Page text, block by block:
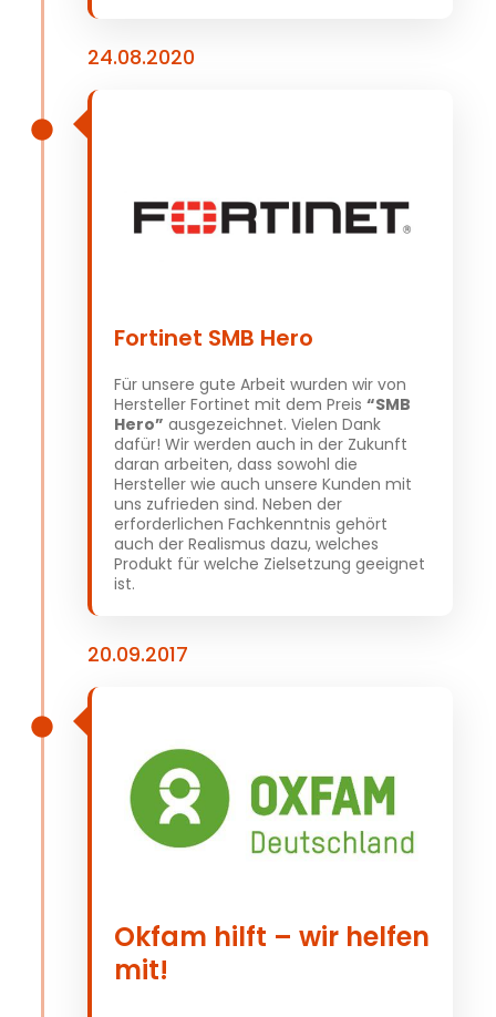
24.08.2020
Fortinet SMB Hero
Für unsere gute Arbeit wurden wir von
Hersteller Fortinet mit dem Preis “SMB
Hero” ausgezeichnet. Vielen Dank
dafür! Wir werden auch in der Zukunft
daran arbeiten, dass sowohl die
Hersteller wie auch unsere Kunden mit
uns zufrieden sind. Neben der
erforderlichen Fachkenntnis gehört
auch der Realismus dazu, welches
Produkt für welche Zielsetzung geeignet
ist.
20.09.2017
Okfam hilft – wir helfen
mit!